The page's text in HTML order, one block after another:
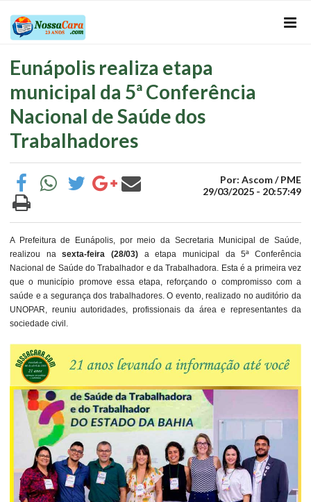
Eunápolis realiza etapa
municipal da 5ª Conferência
Nacional de Saúde dos
Trabalhadores
Por: Ascom / PME
29/03/2025 - 20:57:49
A Prefeitura de Eunápolis, por meio da Secretaria Municipal de Saúde,
realizou nasexta-feira (28/03) a etapa municipal da 5ª Conferência
Nacional de Saúde do Trabalhador e da Trabalhadora. Esta é a primeira vez
que o município promove essa etapa, reforçando o compromisso com a
saúde e a segurança dos trabalhadores. O evento, realizado no auditório da
UNOPAR, reuniu autoridades, profissionais da área e representantes da
sociedade civil.